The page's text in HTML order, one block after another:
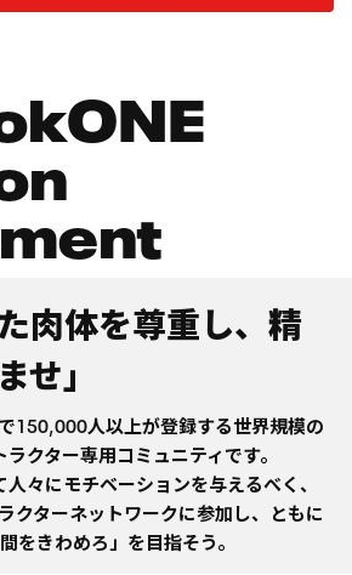
肉体を尊重し、精
せ」
150,000人以上が登録する世界規模の
クター専用コミュニティです。
々にモチベーションを与えるべく、
クターネットワークに参加し、 ともに
をきわめろ」を目指そう。